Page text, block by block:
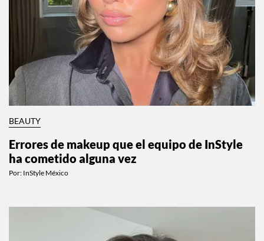
BEAUTY
Errores de makeup que el equipo de InStyle
ha cometido alguna vez
Por: InStyle México